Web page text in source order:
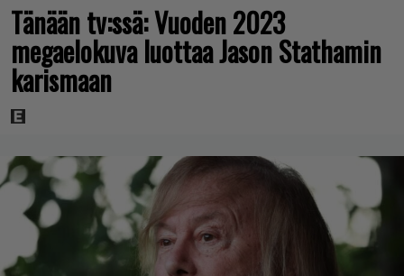
Tänään tv:ssä: Vuoden 2023
megaelokuva luottaa Jason Stathamin
karismaan